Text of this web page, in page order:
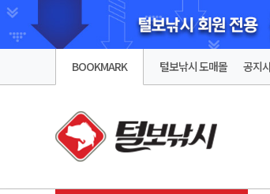
BOOKMARK 털보낚시 도매몰 공지